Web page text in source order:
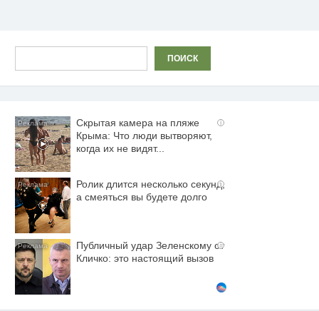
ПОИСК
i
Скрытая камера на пляже
Крыма: Что люди вытворяют,
когда их не видят...
i
Ролик длится несколько секунд,
а смеяться вы будете долго
i
Публичный удар Зеленскому от
Кличко: это настоящий вызов